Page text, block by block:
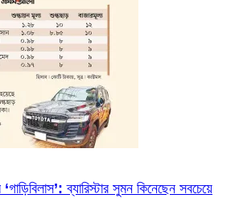
ব্যারিস্টার সুমন কিনেছেন সবচেয়ে